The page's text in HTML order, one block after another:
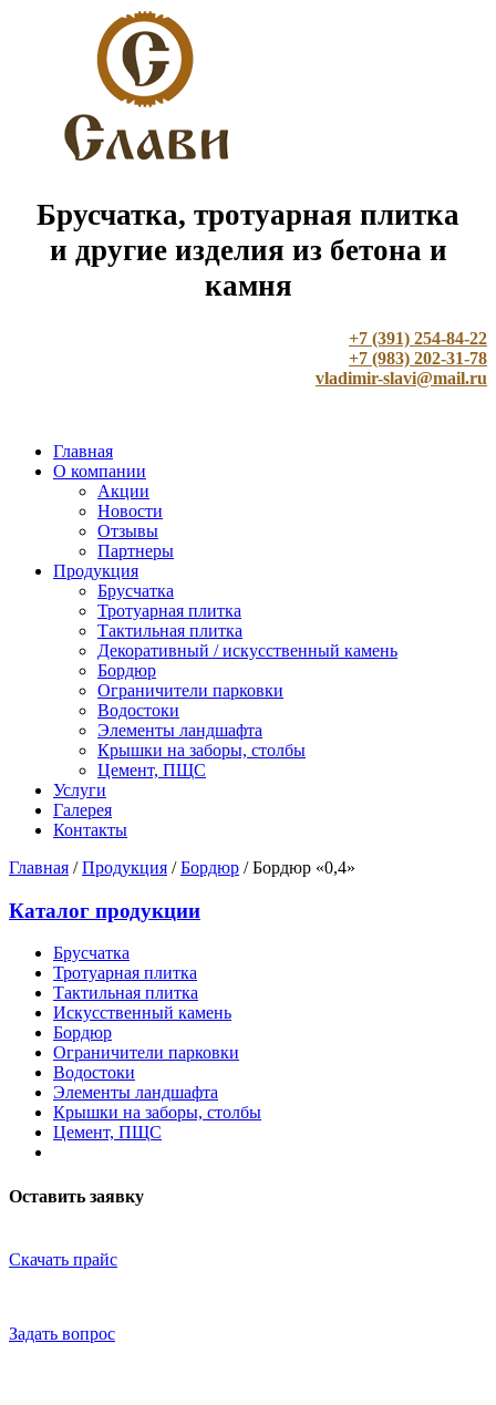
Брусчатка, тротуарная плитка
и другие изделия из бетона и
камня
+7 (391) 254-84-22
+7 (983) 202-31-78
vladimir-slavi@mail.ru
Главная
О компании
Акции
Новости
Отзывы
Партнеры
Продукция
Брусчатка
Тротуарная плитка
Тактильная плитка
Декоративный / искусственный камень
Бордюр
Ограничители парковки
Водостоки
Элементы ландшафта
Крышки на заборы, столбы
Цемент, ПЩС
Услуги
Галерея
Контакты
Главная /Продукция /Бордюр /Бордюр «0,4»
Каталог продукции
Брусчатка
Тротуарная плитка
Тактильная плитка
Искусственный камень
Бордюр
Ограничители парковки
Водостоки
Элементы ландшафта
Крышки на заборы, столбы
Цемент, ПЩС
Оставить заявку
Скачать прайс
Задать вопрос